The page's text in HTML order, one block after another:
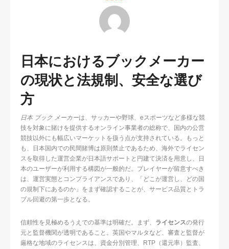
日本におけるブックメーカー
の現状と法規制、安全な選び
方
日本 ブック メーカーは、サッカーや野球、eスポーツなど多様な競
技を対象に賭けを提供するオンライン事業者の総称で、国内の公営
競技以外にも幅広いマーケットを扱う点が支持されている。もっと
も、日本国内での民間賭博は原則禁止であるため、海外でライセン
スを取得した運営企業が日本語サポートと円建て決済を用意し、日
本のユーザーが利用する構図が一般的だ。プレイヤーが留意すべき
は、運営実態とコンプライアンスであり、「どこが運営し、どの国
の規制下にあるのか」をまず確認することが、サービス品質とトラ
ブル回避の第一歩となる。
信頼性を見極めるうえでの基準は明確だ。まず、 ライセンスの発行
元と監督機関が透明であること。英国やマルタなど、審査と監督が
厳格な地域のライセンスは、資金分別管理、RTP（還元率）監査、